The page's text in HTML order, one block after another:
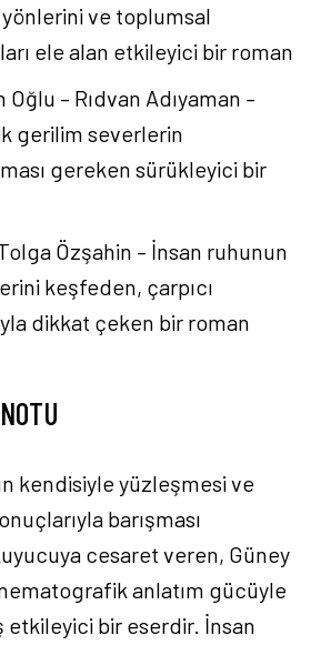
yönlerini ve toplumsal
ele alan etkileyici bir roman
Oğlu – Rıdvan Adıyaman –
gerilim severlerin
gereken sürükleyici bir
Özşahin – İnsan ruhunun
keşfeden, çarpıcı
dikkat çeken bir roman
kendisiyle yüzleşmesi ve
barışması
cesaret veren, Güney
anlatım gücüyle
etkileyici bir eserdir. İnsan